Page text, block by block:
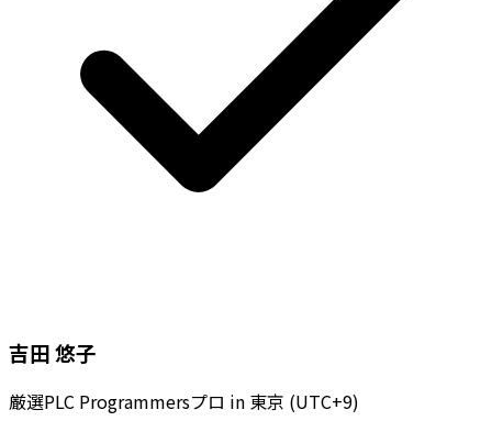
吉田 悠子
厳選PLC Programmersプロ in 東京 (UTC+9)